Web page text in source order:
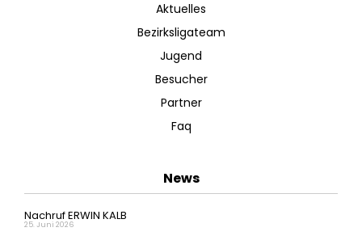
Aktuelles
Bezirksligateam
Jugend
Besucher
Partner
Faq
News
Nachruf ERWIN KALB
25. Juni 2026